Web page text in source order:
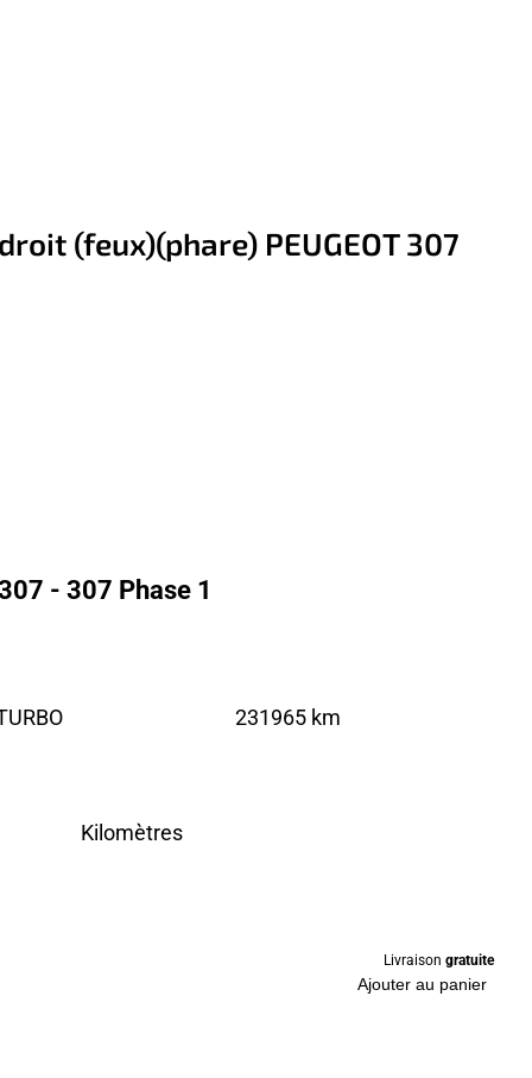
(feux)(phare) PEUGEOT 307
- 307 Phase 1
Kilomètres
231965 km
Livraison gratuite
Ajouter au panier